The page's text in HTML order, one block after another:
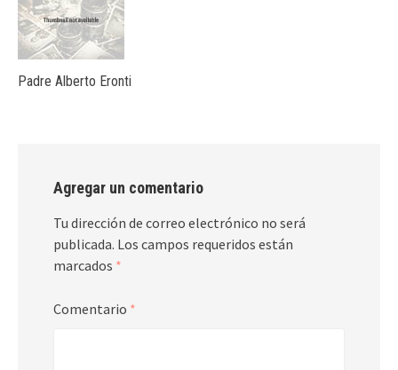
Padre Alberto Eronti
Agregar un comentario
Tu dirección de correo electrónico no será
publicada. Los campos requeridos están
marcados *
Comentario *